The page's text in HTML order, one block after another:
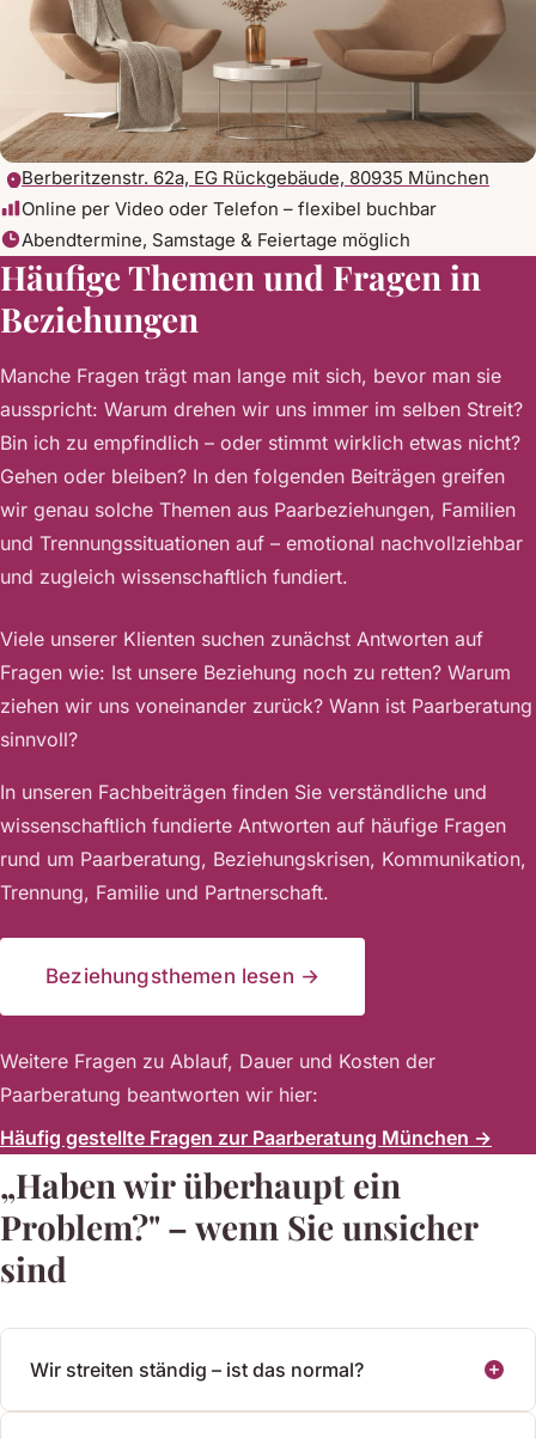
Berberitzenstr. 62a, EG Rückgebäude, 80935 München
Online per Video oder Telefon – flexibel buchbar
Abendtermine, Samstage & Feiertage möglich
Häufige Themen und Fragen in
Beziehungen
Manche Fragen trägt man lange mit sich, bevor man sie
ausspricht: Warum drehen wir uns immer im selben Streit?
Bin ich zu empfindlich – oder stimmt wirklich etwas nicht?
Gehen oder bleiben? In den folgenden Beiträgen greifen
wir genau solche Themen aus Paarbeziehungen, Familien
und Trennungssituationen auf – emotional nachvollziehbar
und zugleich wissenschaftlich fundiert.
Viele unserer Klienten suchen zunächst Antworten auf
Fragen wie: Ist unsere Beziehung noch zu retten? Warum
ziehen wir uns voneinander zurück? Wann ist Paarberatung
sinnvoll?
In unseren Fachbeiträgen finden Sie verständliche und
wissenschaftlich fundierte Antworten auf häufige Fragen
rund um Paarberatung, Beziehungskrisen, Kommunikation,
Trennung, Familie und Partnerschaft.
Beziehungsthemen lesen →
Weitere Fragen zu Ablauf, Dauer und Kosten der
Paarberatung beantworten wir hier:
Häufig gestellte Fragen zur Paarberatung München →
„Haben wir überhaupt ein
Problem?" – wenn Sie unsicher
sind
Wir streiten ständig – ist das normal?